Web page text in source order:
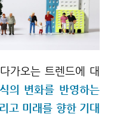
가오는 트렌드에 대
의 변화를 반영하는
고 미래를 향한 기대